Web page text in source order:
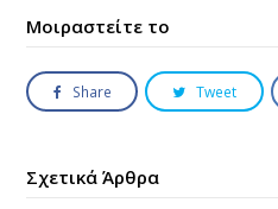
Μοιραστείτε το
Share Tweet
Σχετικά Άρθρα